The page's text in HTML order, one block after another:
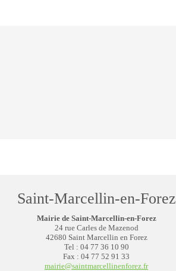
Saint-Marcellin-en-Forez
Mairie de Saint-Marcellin-en-Forez
24 rue Carles de Mazenod
42680 Saint Marcellin en Forez
Tel : 04 77 36 10 90
Fax : 04 77 52 91 33
mairie@saintmarcellinenforez.fr